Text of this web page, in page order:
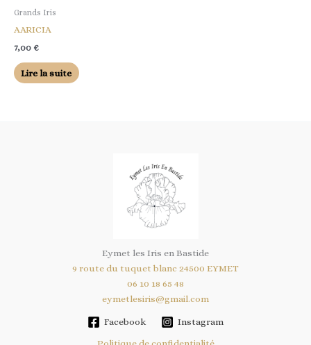
Grands Iris
AARICIA
7,00 €
Lire la suite
Eymet les Iris en Bastide
9 route du tuquet blanc 24500 EYMET
06 10 18 65 48
eymetlesiris@gmail.com
Facebook Instagram